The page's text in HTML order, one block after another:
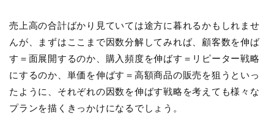
売上高の合計ばかり見ていては途方に暮れるかもしれませ
んが、まずはここまで因数分解してみれば、顧客数を伸ば
す＝面展開するのか、購入頻度を伸ばす＝リピーター戦略
にするのか、単価を伸ばす＝高額商品の販売を狙うといっ
たように、それぞれの因数を伸ばす戦略を考えても様々な
プランを描くきっかけになるでしょう。